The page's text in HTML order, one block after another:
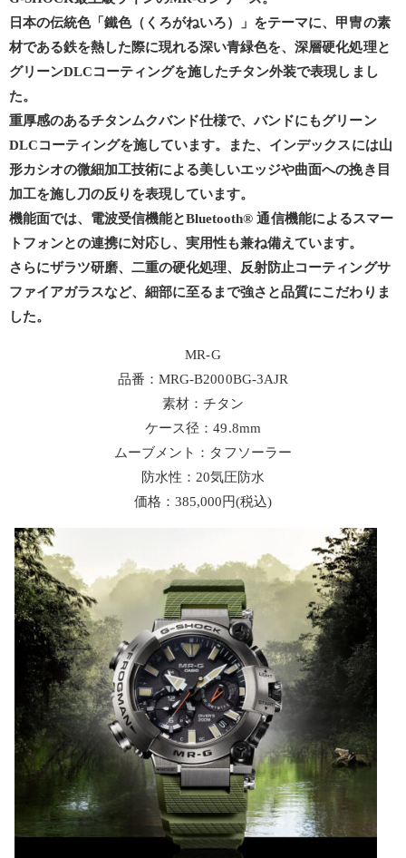
日本の伝統色「鐵色（くろがねいろ）」をテーマに、甲冑の素
材である鉄を熱した際に現れる深い青緑色を、深層硬化処理と
グリーンDLCコーティングを施したチタン外装で表現しまし
た。
重厚感のあるチタンムクバンド仕様で、バンドにもグリーン
DLCコーティングを施しています。また、インデックスには山
形カシオの微細加工技術による美しいエッジや曲面への挽き目
加工を施し刀の反りを表現しています。
機能面では、電波受信機能とBluetooth® 通信機能によるスマー
トフォンとの連携に対応し、実用性も兼ね備えています。
さらにザラツ研磨、二重の硬化処理、反射防止コーティングサ
ファイアガラスなど、細部に至るまで強さと品質にこだわりま
した。
MR-G
品番：MRG-B2000BG-3AJR
素材：チタン
ケース径：49.8mm
ムーブメント：タフソーラー
防水性：20気圧防水
価格：385,000円(税込)